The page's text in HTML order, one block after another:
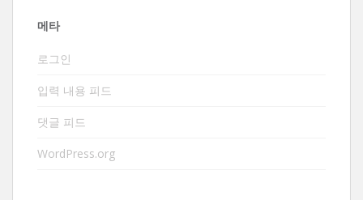
메타
로그인
입력 내용 피드
댓글 피드
WordPress.org